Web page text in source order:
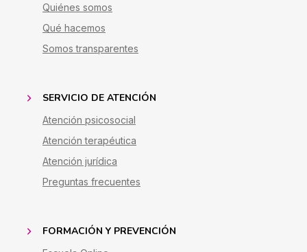
Quiénes somos
Qué hacemos
Somos transparentes
SERVICIO DE ATENCIÓN
Atención psicosocial
Atención terapéutica
Atención jurídica
Preguntas frecuentes
FORMACIÓN Y PREVENCIÓN